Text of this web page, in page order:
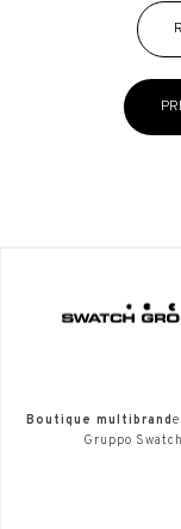
Boutique multibrand
Gruppo Swatch